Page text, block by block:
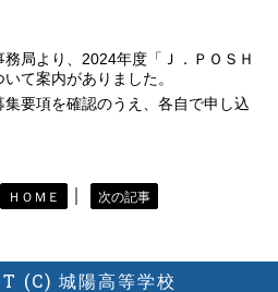
局より、 2024年度「Ｊ．ＰＯＳＨ
て案内がありました。
要項を確認のうえ、各自で申し込
ＨＯＭＥ ｜ 次の記事
(C) 城陽高等学校